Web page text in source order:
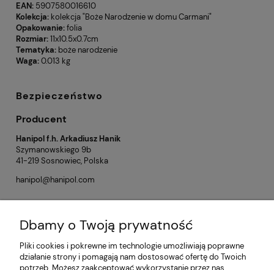
EAN: 5907580016610
Kolekcja: kolekcja "Boże Narodzenie w domu Carmani"
Opakowanie:folia
Rozmiar:11x10.5x0.7cm
Tematyka: boże narodzenie
Waga:0.013 kg
Bezpieczeństwo
Producent
Hanipol f.h. Arkadiusz Hanik
Szymanowskiego 9b
41-219 Sosnowiec, Polska
hanipol@hanipol.com
Opinie o produkcie (0)
Dbamy o Twoją prywatność
Pliki cookies i pokrewne im technologie umożliwiają poprawne
działanie strony i pomagają nam dostosować ofertę do Twoich
potrzeb. Możesz zaakceptować wykorzystanie przez nas